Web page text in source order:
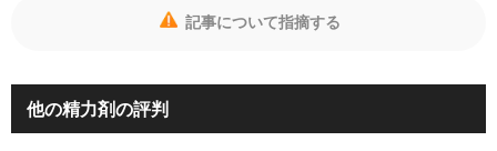
記事について指摘する
他の精力剤の評判